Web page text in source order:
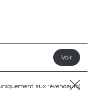
aux revendeurs)